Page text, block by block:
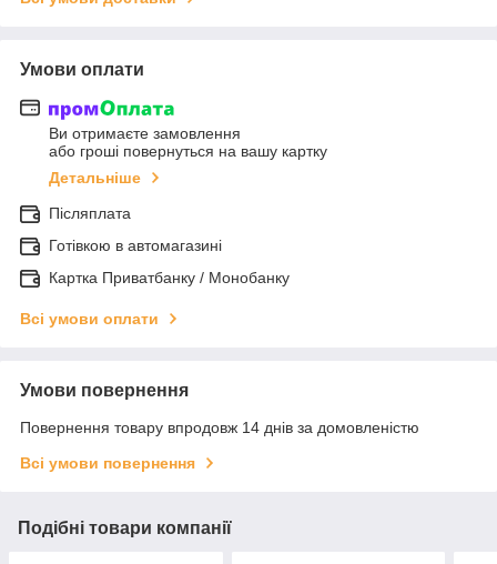
Умови оплати
Ви отримаєте замовлення
або гроші повернуться на вашу картку
Детальніше
Післяплата
Готівкою в автомагазині
Картка Приватбанку / Монобанку
Всі умови оплати
Умови повернення
Повернення товару впродовж 14 днів за домовленістю
Всі умови повернення
Подібні товари компанії